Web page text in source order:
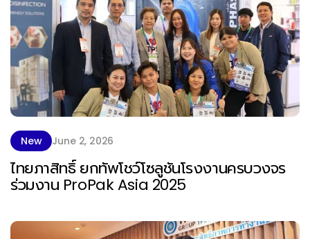
New June 2, 2026
ไทยภาสิทธิ์ ยกทัพโชว์โซลูชันโรงงานครบวงจร
ร่วมงาน ProPak Asia 2025